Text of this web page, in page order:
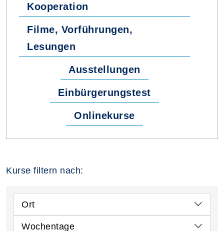
Kooperation
Filme, Vorführungen,
Lesungen
Ausstellungen
Einbürgerungstest
Onlinekurse
Kurse filtern nach:
Ort
Wochentage